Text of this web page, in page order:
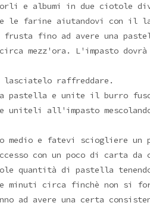
e albumi in due ciotole
le farine aiutandovi con il
frusta fino ad avere una
mezz'ora. L'impasto
lasciatelo raffreddare.
pastella e unite il burro fuso
uniteli all'impasto
medio e fatevi sciogliere un
con un poco di carta da
quantità di pastella
minuti circa finchè non si
ad avere una certa